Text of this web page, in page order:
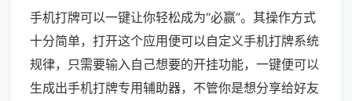
手机打牌可以一键让你轻松成为“必赢”。其操作方式
十分简单，打开这个应用便可以自定义手机打牌系统
规律，只需要输入自己想要的开挂功能，一键便可以
生成出手机打牌专用辅助器，不管你是想分享给好友